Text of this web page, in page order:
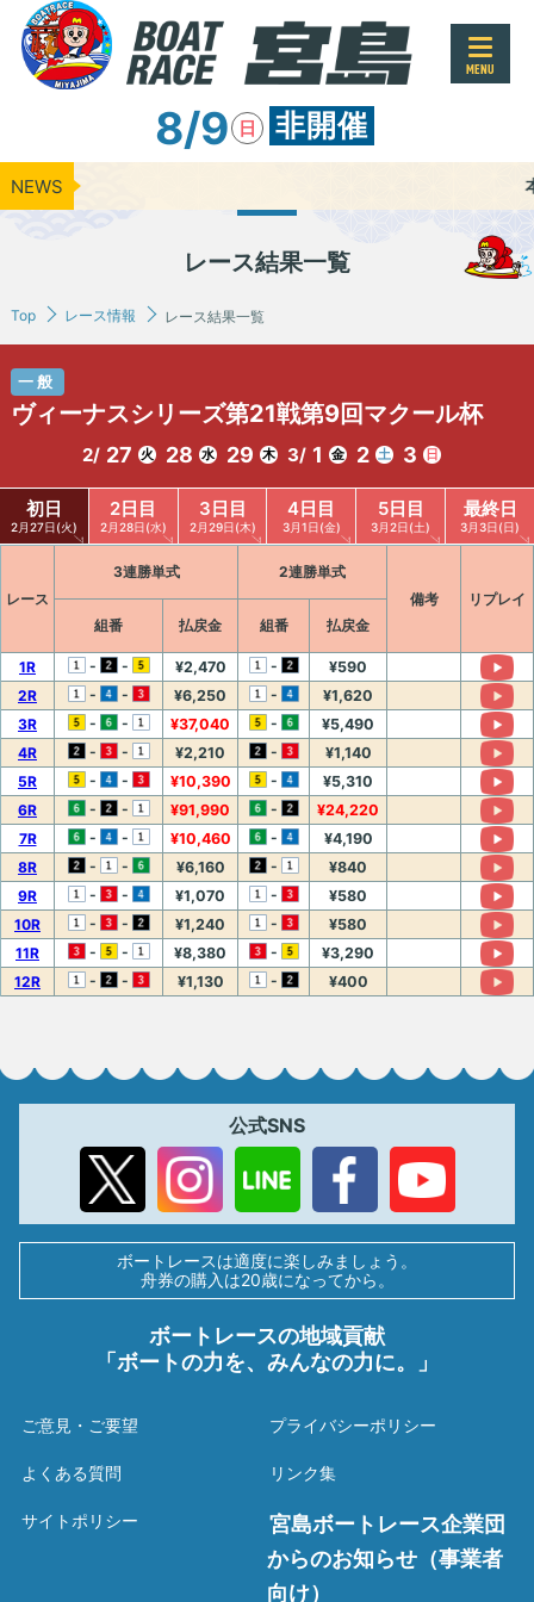
MENU
8/9 日 非開催
NEWS 本日のレー
レース結果一覧
Top レース情報 レース結果一覧
一般
ヴィーナスシリーズ第21戦第9回マクール杯
2/ 27 火 28 水 29 木 3/ 1 金 2 土 3 日
初日
2月27日(火)
2日目
2月28日(水)
3日目
2月29日(木)
4日目
3月1日(金)
5日目
3月2日(土)
最終日
3月3日(日)
レース
3連勝単式
2連勝単式
備考
リプレイ
組番
払戻金 組番 払戻金
1R - - ¥2,470 -
¥590
2R
- - ¥6,250 -
¥1,620
3R
- - ¥37,040 -
¥5,490
4R
- - ¥2,210 -
¥1,140
5R
- - ¥10,390 -
¥5,310
6R
- - ¥91,990 -
¥24,220
7R
- - ¥10,460 -
¥4,190
8R
- - ¥6,160 -
¥840
9R
- - ¥1,070 -
¥580
10R
- - ¥1,240 -
¥580
11R
- - ¥8,380 -
¥3,290
12R
- - ¥1,130 - ¥400
公式SNS
ボートレースは適度に楽しみましょう。
舟券の購入は20歳になってから。
ボートレースの地域貢献
「ボートの力を、みんなの力に。」
ご意見・ご要望
よくある質問
サイトポリシー
プライバシーポリシー
リンク集
宮島ボートレース企業団
からのお知らせ（事業者
向け）